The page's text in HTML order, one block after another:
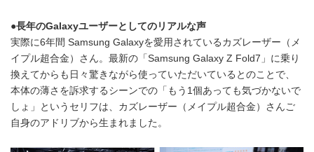
●長年のGalaxyユーザーとしてのリアルな声
実際に6年間 Samsung Galaxyを愛用されているカズレーザー（メ
イプル超合金）さん。最新の「Samsung Galaxy Z Fold7」に乗り
換えてからも日々驚きながら使っていただいているとのことで、
本体の薄さを訴求するシーンでの「もう1個あっても気づかないで
しょ」というセリフは、カズレーザー（メイプル超合金）さんご
自身のアドリブから生まれました。